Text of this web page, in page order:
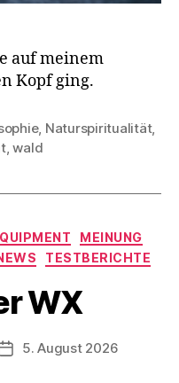
auf meinem
Kopf ging.
, Naturspiritualität,
,wald
MEINUNG
TESTBERICHTE
WX
Veröffentlichungsdatum
5. August 2026